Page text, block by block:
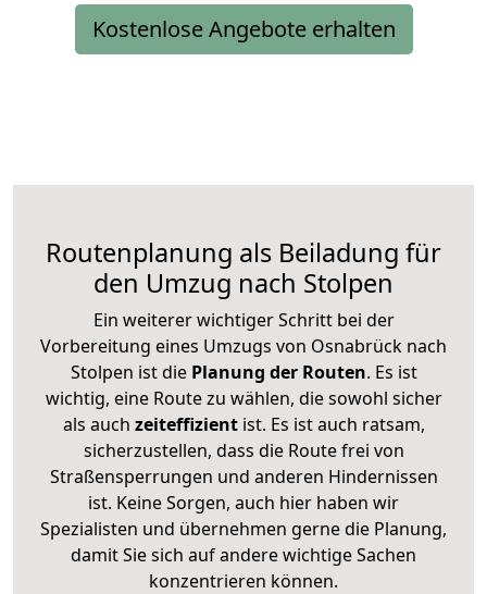
Kostenlose Angebote erhalten
Routenplanung als Beiladung für
den Umzug nach Stolpen
Ein weiterer wichtiger Schritt bei der
Vorbereitung eines Umzugs von Osnabrück nach
Stolpen ist diePlanung der Routen. Es ist
wichtig, eine Route zu wählen, die sowohl sicher
als auch zeiteffizientist. Es ist auch ratsam,
sicherzustellen, dass die Route frei von
Straßensperrungen und anderen Hindernissen
ist. Keine Sorgen, auch hier haben wir
Spezialisten und übernehmen gerne die Planung,
damit Sie sich auf andere wichtige Sachen
konzentrieren können.